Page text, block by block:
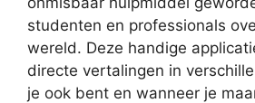
studenten en professionals
wereld. Deze handige
directe vertalingen in
je ook bent en wanneer je